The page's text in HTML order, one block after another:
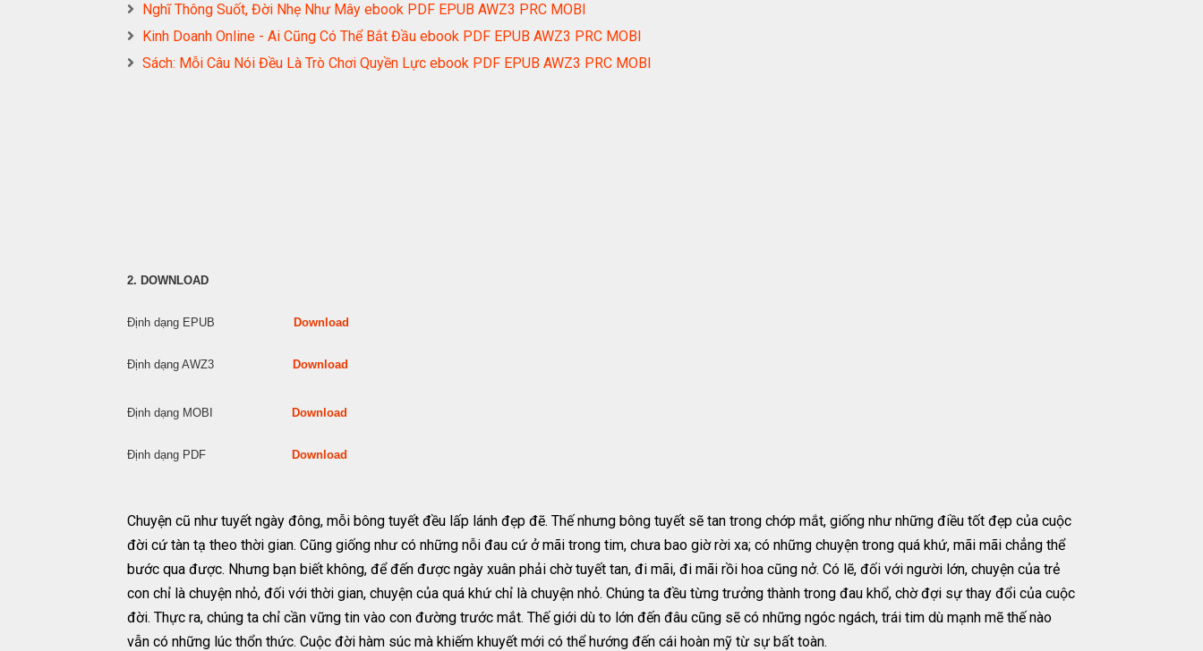
Nghĩ Thông Suốt, Đời Nhẹ Như Mây ebook PDF EPUB AWZ3 PRC MOBI
Kinh Doanh Online - Ai Cũng Có Thể Bắt Đầu ebook PDF EPUB AWZ3 PRC MOBI
Sách: Mỗi Câu Nói Đều Là Trò Chơi Quyền Lực ebook PDF EPUB AWZ3 PRC MOBI
2. DOWNLOAD
Định dạng EPUB Download
Định dạng AWZ3 Download
Định dạng MOBI Download
Định dạng PDF Download
Chuyện cũ như tuyết ngày đông, mỗi bông tuyết đều lấp lánh đẹp đẽ. Thế nhưng bông tuyết sẽ tan trong chớp mắt, giống như những điều tốt đẹp của cuộc
đời cứ tàn tạ theo thời gian. Cũng giống như có những nỗi đau cứ ở mãi trong tim, chưa bao giờ rời xa; có những chuyện trong quá khứ, mãi mãi chẳng thể
bước qua được. Nhưng bạn biết không, để đến được ngày xuân phải chờ tuyết tan, đi mãi, đi mãi rồi hoa cũng nở. Có lẽ, đối với người lớn, chuyện của trẻ
con chỉ là chuyện nhỏ, đối với thời gian, chuyện của quá khứ chỉ là chuyện nhỏ. Chúng ta đều từng trưởng thành trong đau khổ, chờ đợi sự thay đổi của cuộc
đời. Thực ra, chúng ta chỉ cần vững tin vào con đường trước mắt. Thế giới dù to lớn đến đâu cũng sẽ có những ngóc ngách, trái tim dù mạnh mẽ thế nào
vẫn có những lúc thổn thức. Cuộc đời hàm súc mà khiếm khuyết mới có thể hướng đến cái hoàn mỹ từ sự bất toàn.